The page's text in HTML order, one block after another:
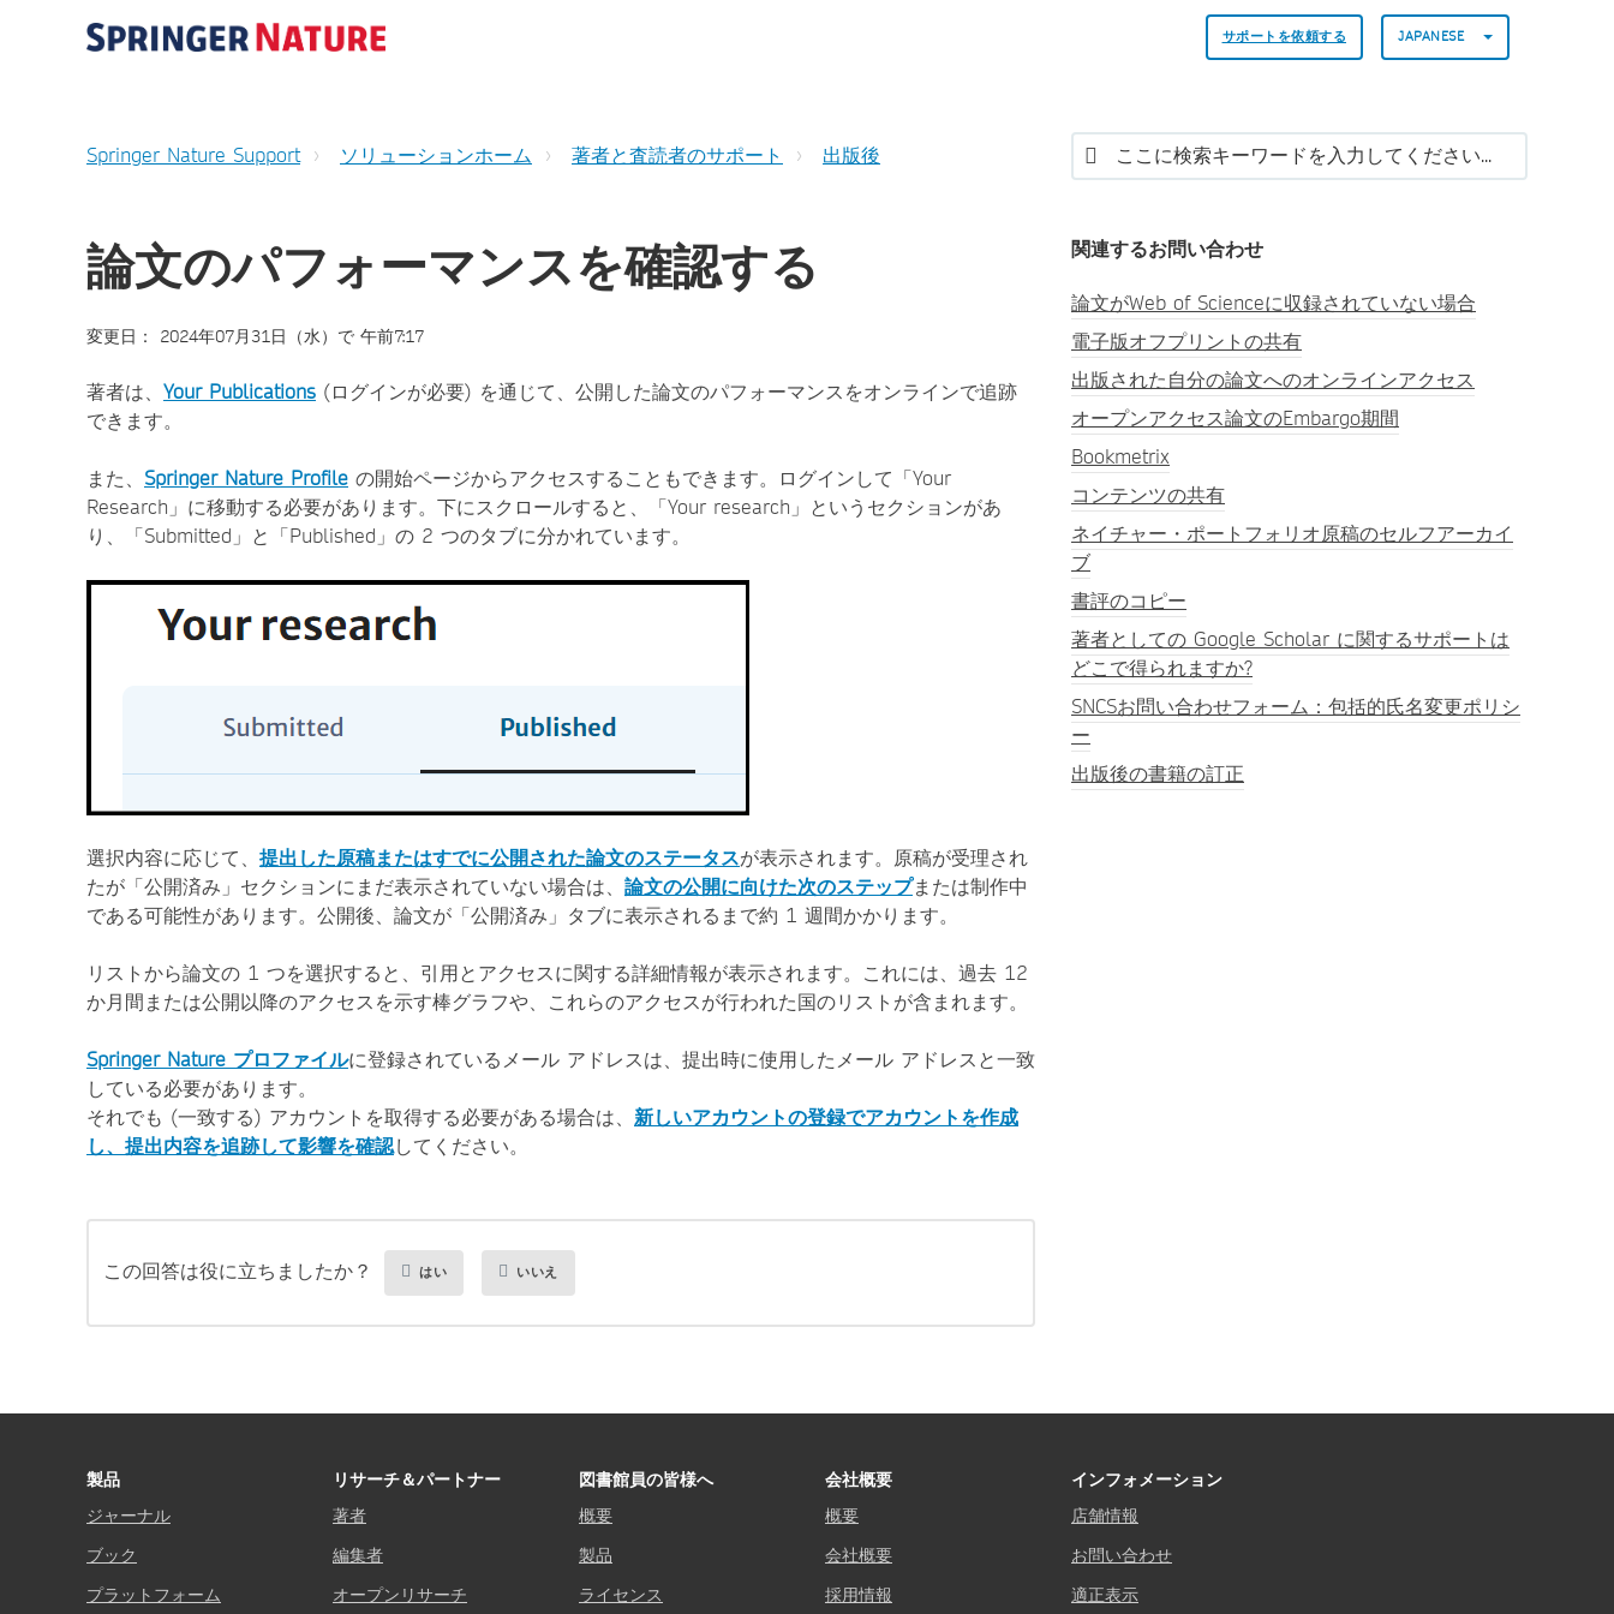
サポートを依頼する JAPANESE
Springer Nature Support ソリューションホーム 著者と査読者のサポート 出版後
論文のパフォーマンスを確認する
変更日： 2024年07月31日（水）で 午前7:17
著者は、 Your Publications (ログインが必要) を通じて、公開した論文のパフォーマンスをオンラインで追跡
できます。
また、 Springer Nature Profile の開始ページからアクセスすることもできます。ログインして「Your
Research」に移動する必要があります。下にスクロールすると、「Your research」というセクションがあ
り、「Submitted」と「Published」の 2 つのタブに分かれています。
選択内容に応じて、 提出した原稿またはすでに公開された論文のステータスが表示されます。原稿が受理され
たが「公開済み」セクションにまだ表示されていない場合は、 論文の公開に向けた次のステップまたは制作中
である可能性があります。公開後、論文が「公開済み」タブに表示されるまで約 1 週間かかります。
リストから論文の 1 つを選択すると、引用とアクセスに関する詳細情報が表示されます。これには、過去 12
か月間または公開以降のアクセスを示す棒グラフや、これらのアクセスが行われた国のリストが含まれます。
Springer Nature プロファイルに登録されているメール アドレスは、提出時に使用したメール アドレスと一致
している必要があります。
それでも (一致する) アカウントを取得する必要がある場合は、 新しいアカウントの登録でアカウントを作成
し、提出内容を追跡して影響を確認してください。
この回答は役に立ちましたか？ はい いいえ
関連するお問い合わせ
論文がWeb of Scienceに収録されていない場合
電子版オフプリントの共有
出版された自分の論文へのオンラインアクセス
オープンアクセス論文のEmbargo期間
Bookmetrix
コンテンツの共有
ネイチャー・ポートフォリオ原稿のセルフアーカイ
ブ
書評のコピー
著者としての Google Scholar に関するサポートは
どこで得られますか?
SNCSお問い合わせフォーム：包括的氏名変更ポリシ
ー
出版後の書籍の訂正
製品
ジャーナル
ブック
プラットフォーム
リサーチ＆パートナー
著者
編集者
オープンリサーチ
図書館員の皆様へ
概要
製品
ライセンス
会社概要
概要
会社概要
採用情報
インフォメーション
店舗情報
お問い合わせ
適正表示